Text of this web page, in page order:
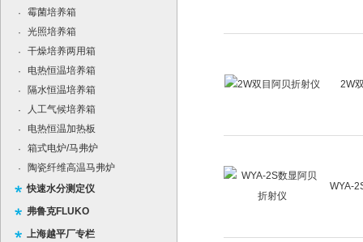
·
霉菌培养箱
·
光照培养箱
·
干燥培养两用箱
·
电热恒温培养箱
·
隔水恒温培养箱
·
人工气候培养箱
·
电热恒温加热板
·
箱式电炉/马弗炉
·
陶瓷纤维高温马弗炉
快速水分测定仪
弗鲁克FLUKO
上海越平厂专栏
2W
WYA-